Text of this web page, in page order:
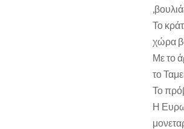
Το
χώρα
Με το
το
Το
Η